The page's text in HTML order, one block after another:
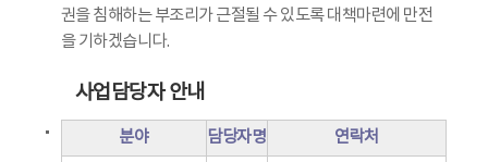
권을 침해하는 부조리가 근절될 수 있도록 대책마련에 만전
을 기하겠습니다.
사업담당자 안내
분야 담당자명 연락처